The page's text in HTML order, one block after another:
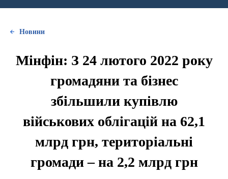
Новини
Мінфін: З 24 лютого 2022 року
громадяни та бізнес
збільшили купівлю
військових облігацій на 62,1
млрд грн, територіальні
громади – на 2,2 млрд грн